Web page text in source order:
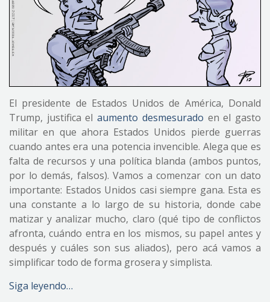
El presidente de Estados Unidos de América, Donald
Trump, justifica elaumento desmesurado en el gasto
militar en que ahora Estados Unidos pierde guerras
cuando antes era una potencia invencible. Alega que es
falta de recursos y una política blanda (ambos puntos,
por lo demás, falsos). Vamos a comenzar con un dato
importante: Estados Unidos casi siempre gana. Esta es
una constante a lo largo de su historia, donde cabe
matizar y analizar mucho, claro (qué tipo de conflictos
afronta, cuándo entra en los mismos, su papel antes y
después y cuáles son sus aliados), pero acá vamos a
simplificar todo de forma grosera y simplista.
Siga leyendo…